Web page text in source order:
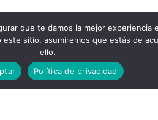
que te damos la mejor experiencia
este sitio, asumiremos que estás de
ello.
Política de privacidad